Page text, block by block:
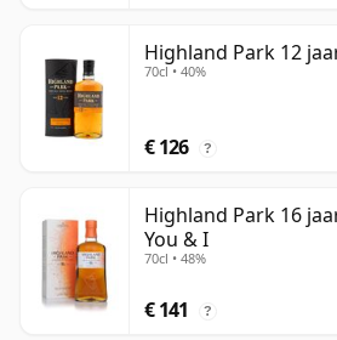
Highland Park 12
70cl • 40%
€ 126 ?
Highland Park 16
You & I
70cl • 48%
€ 141 ?